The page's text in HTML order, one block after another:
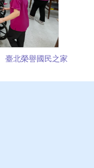
臺北榮譽國民之家